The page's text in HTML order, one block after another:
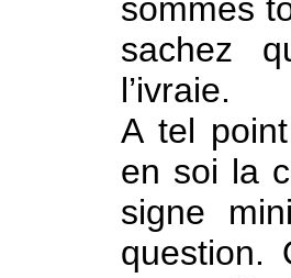
sommes
sachez
l’ivraie.
A tel
en soi la
signe
question.